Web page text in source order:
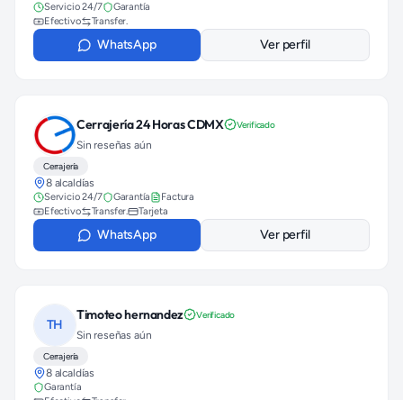
Servicio 24/7
Garantía
Efectivo
Transfer.
WhatsApp Ver perfil
Cerrajería 24 Horas CDMX Verificado
Sin reseñas aún
Cerrajería
8 alcaldías
Servicio 24/7 Garantía
Factura
Efectivo
Transfer. Tarjeta
WhatsApp Ver perfil
TH
Timoteo hernandez Verificado
Sin reseñas aún
Cerrajería
8 alcaldías
Garantía